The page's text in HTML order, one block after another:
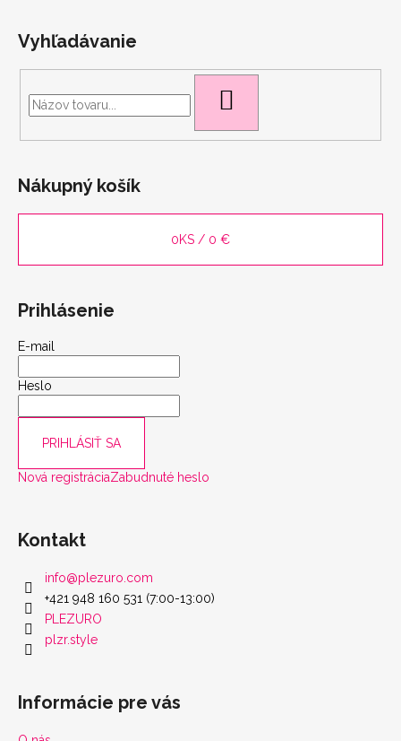
Vyhľadávanie
Nákupný košík
0KS / 0 €
Prihlásenie
E-mail
Heslo
PRIHLÁSIŤ SA
Nová registráciaZabudnuté heslo
Kontakt
info@plezuro.com
+421 948 160 531 (7:00-13:00)
PLEZURO
plzr.style
Informácie pre vás